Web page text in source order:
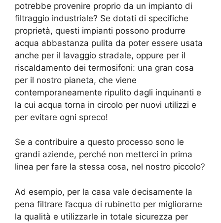
potrebbe provenire proprio da un impianto di
filtraggio industriale? Se dotati di specifiche
proprietà, questi impianti possono produrre
acqua abbastanza pulita da poter essere usata
anche per il lavaggio stradale, oppure per il
riscaldamento dei termosifoni: una gran cosa
per il nostro pianeta, che viene
contemporaneamente ripulito dagli inquinanti e
la cui acqua torna in circolo per nuovi utilizzi e
per evitare ogni spreco!
Se a contribuire a questo processo sono le
grandi aziende, perché non metterci in prima
linea per fare la stessa cosa, nel nostro piccolo?
Ad esempio, per la casa vale decisamente la
pena filtrare l’acqua di rubinetto per migliorarne
la qualità e utilizzarle in totale sicurezza per